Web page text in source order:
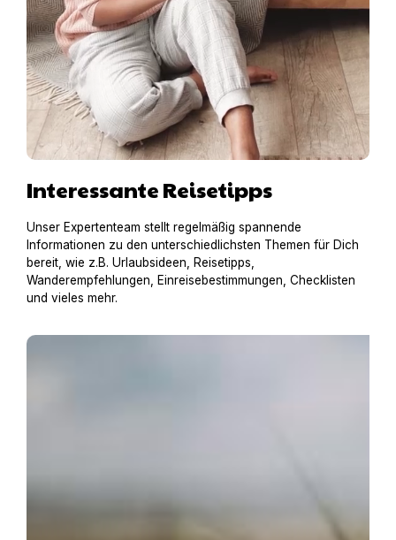
Interessante Reisetipps
Unser Expertenteam stellt regelmäßig spannende
Informationen zu den unterschiedlichsten Themen für Dich
bereit, wie z.B. Urlaubsideen, Reisetipps,
Wanderempfehlungen, Einreisebestimmungen, Checklisten
und vieles mehr.
Urlaub mit Hund an der Ostsee